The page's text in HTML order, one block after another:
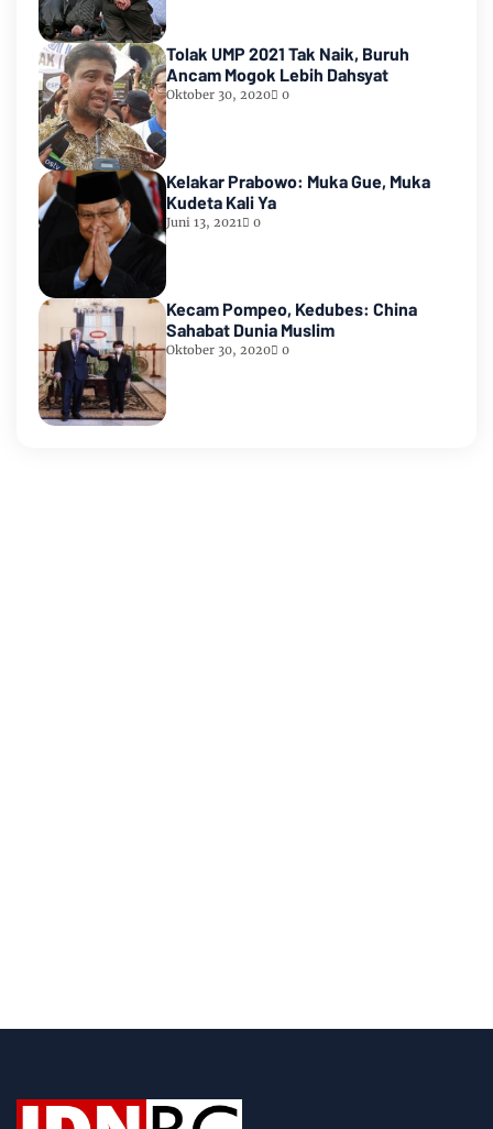
Tolak UMP 2021 Tak Naik, Buruh
Ancam Mogok Lebih Dahsyat
Oktober 30, 2020 0
Kelakar Prabowo: Muka Gue, Muka
Kudeta Kali Ya
Juni 13, 2021 0
Kecam Pompeo, Kedubes: China
Sahabat Dunia Muslim
Oktober 30, 2020 0